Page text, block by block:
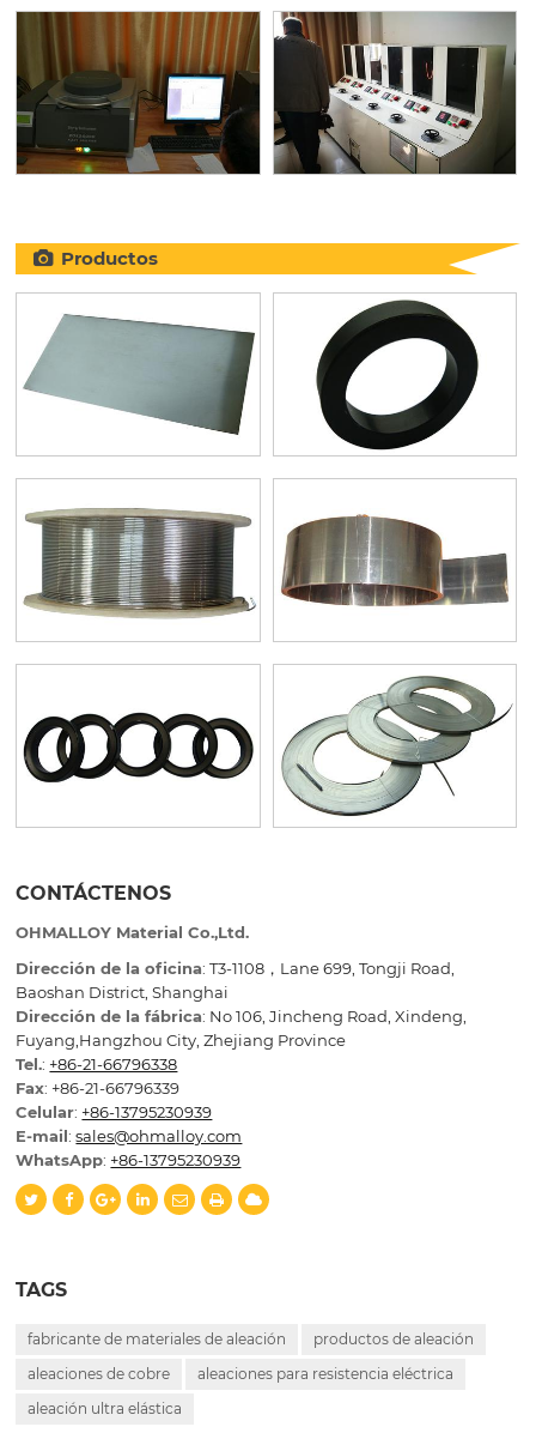
Productos
CONTÁCTENOS
OHMALLOY Material Co.,Ltd.
Dirección de la oficina: T3-1108，Lane 699, Tongji Road,
Baoshan District, Shanghai
Dirección de la fábrica: No 106, Jincheng Road, Xindeng,
Fuyang,Hangzhou City, Zhejiang Province
Tel.: +86-21-66796338
Fax: +86-21-66796339
Celular: +86-13795230939
E-mail:sales@ohmalloy.com
WhatsApp: +86-13795230939
TAGS
fabricante de materiales de aleación
productos de aleación
aleaciones de cobre
aleaciones para resistencia eléctrica
aleación ultra elástica